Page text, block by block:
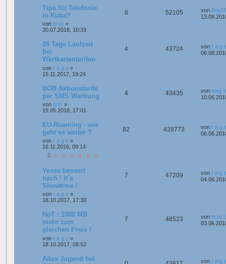
Tips für Telefonie
in Kuba?
von brus »
30.07.2018, 10:33
8 52105 von
28 Tage Laufzeit
bei
Wertkartentarifen
von r a g e »
15.11.2017, 19:24
4 43724 von r a g
BOB Aktionstarife
per SMS Werbung
von tszr »
19.05.2018, 17:01
4 43435 von nwg-
EU-Roaming - wie
geht es weiter ?
von r a g e »
16.11.2016, 09:14
1 2 3 4 5 6
82 428773 von r a g
Yesss bessert
nach ! It´s
Showtime !
von r a g e »
18.10.2017, 17:30
7 47209 von r a g
HoT : 1000 MB
mehr zum
gleichen Preis !
von r a g e »
18.10.2017, 08:52
7 48523 von brus
Alles Jugend bei
von r a g